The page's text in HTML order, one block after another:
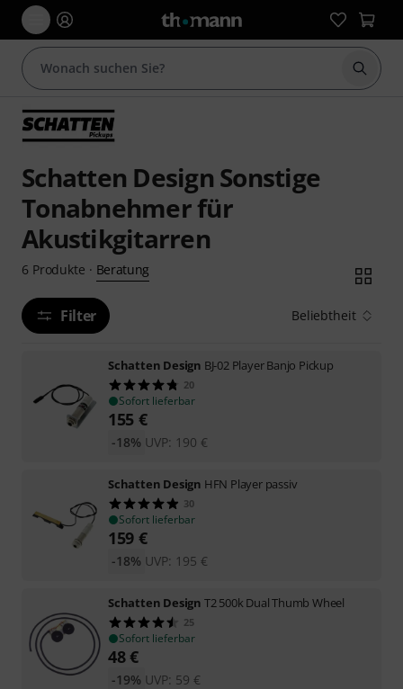
Suche
Schatten Design Sonstige
Tonabnehmer für
Akustikgitarren
6 Produkte · Beratung
Filter Beliebtheit
Schatten Design BJ-02 Player Banjo Pickup
20
Sofort lieferbar
155 €
UVP: 190 €
-18%
Schatten Design HFN Player passiv
30
Sofort lieferbar
159 €
UVP: 195 €
-18%
Schatten Design T2 500k Dual Thumb Wheel
25
Sofort lieferbar
48€
UVP: 59 €
-19%